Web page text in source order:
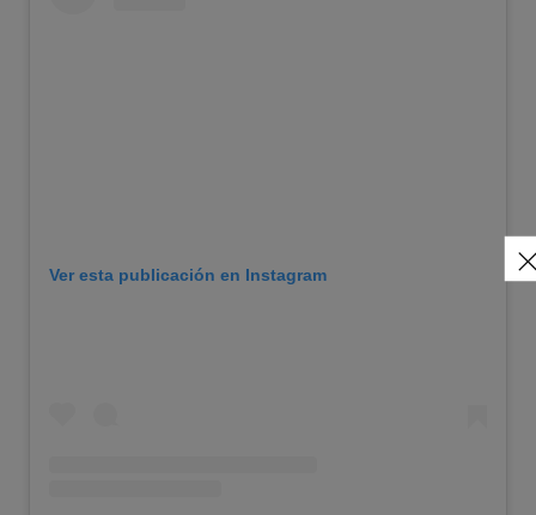
Ver esta publicación en Instagram